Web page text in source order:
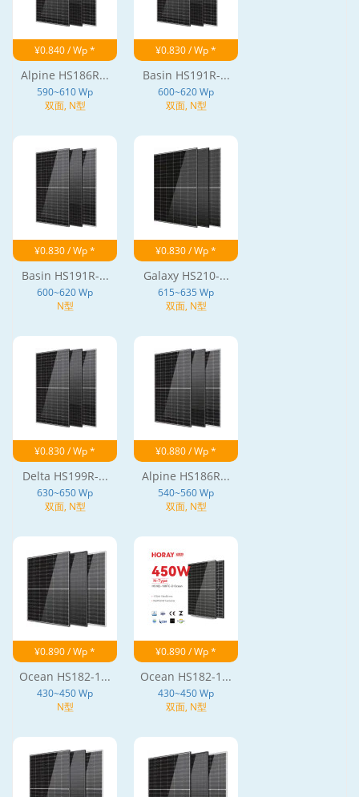
¥0.840 / Wp *
Alpine HS186R...
590~610 Wp
双面, N型
¥0.830 / Wp *
Basin HS191R-...
600~620 Wp
双面, N型
¥0.830 / Wp *
Basin HS191R-...
600~620 Wp
N型
¥0.830 / Wp *
Galaxy HS210-...
615~635 Wp
双面, N型
¥0.830 / Wp *
Delta HS199R-...
630~650 Wp
双面, N型
¥0.880 / Wp *
Alpine HS186R...
540~560 Wp
双面, N型
¥0.890 / Wp *
Ocean HS182-1...
430~450 Wp
N型
¥0.890 / Wp *
Ocean HS182-1...
430~450 Wp
双面, N型